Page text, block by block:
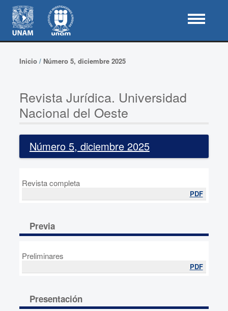
Inicio/ Número 5, diciembre 2025
Revista Jurídica. Universidad
Nacional del Oeste
Número 5, diciembre 2025
Revista completa
PDF
Previa
Preliminares
PDF
Presentación